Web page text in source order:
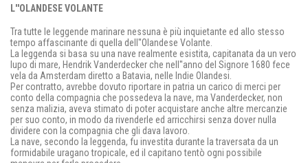
L''OLANDESE VOLANTE
Tra tutte le leggende marinare nessuna è più inquietante ed allo stesso
tempo affascinante di quella dell''Olandese Volante.
La leggenda si basa su una nave realmente esistita, capitanata da un vero
lupo di mare, Hendrik Vanderdecker che nell''anno del Signore 1680 fece
vela da Amsterdam diretto a Batavia, nelle Indie Olandesi.
Per contratto, avrebbe dovuto riportare in patria un carico di merci per
conto della compagnia che possedeva la nave, ma Vanderdecker, non
senza malizia, aveva stimato di poter acquistare anche altre mercanzie
per suo conto, in modo da rivenderle ed arricchirsi senza dover nulla
dividere con la compagnia che gli dava lavoro.
La nave, secondo la leggenda, fu investita durante la traversata da un
formidabile uragano tropicale, ed il capitano tentò ogni possibile